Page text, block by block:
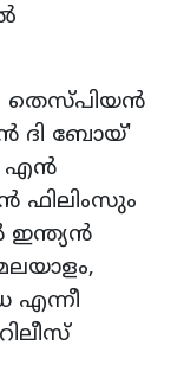
തെസ്പിയന്‍
ദി ബോയ്'
എന്‍
ഫിലിംസും
ഇന്ത്യന്‍
എന്നീ